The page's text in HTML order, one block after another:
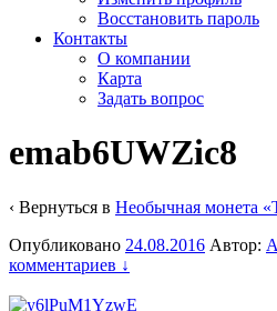
Восстановить пароль
Контакты
О компании
Карта
Задать вопрос
emab6UWZic8
‹ Вернуться в Необычная монета
Опубликовано 24.08.2016 Автор:
комментариев ↓